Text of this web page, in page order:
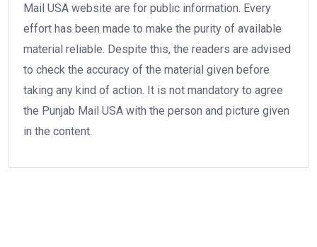
Mail USA website are for public information. Every
effort has been made to make the purity of available
material reliable. Despite this, the readers are advised
to check the accuracy of the material given before
taking any kind of action. It is not mandatory to agree
the Punjab Mail USA with the person and picture given
in the content.